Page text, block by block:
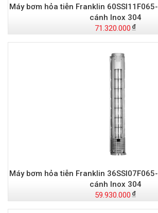
Máy bơm hỏa tiễn Franklin
cánh Inox 304
71.320.000
Máy bơm hỏa tiễn Franklin
cánh Inox 304
59.930.000